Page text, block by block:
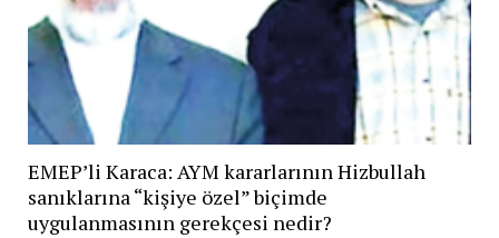
EMEP’li Karaca: AYM kararlarının Hizbullah
sanıklarına “kişiye özel” biçimde
uygulanmasının gerekçesi nedir?